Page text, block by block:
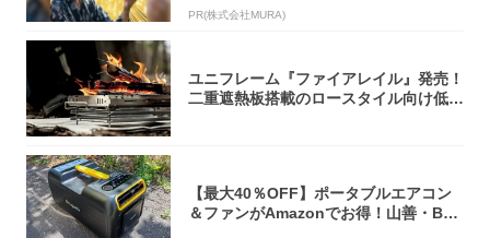
PR(株式会社MURA)
ユニフレーム『ファイアレイル』発売！
二重遮熱板搭載のロースタイル向け低型
【最大40％OFF】ポータブルエアコン
＆ファンがAmazonでお得！山善・Bo